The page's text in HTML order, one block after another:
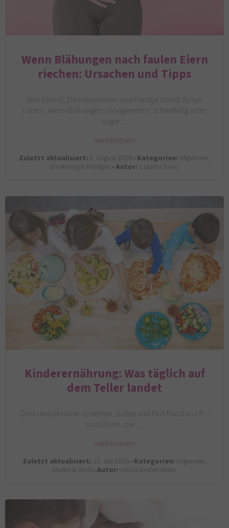
Wenn Blähungen nach faulen Eiern
riechen: Ursachen und Tipps
Was Eiweiß, Darmbakterien und Papaya damit zu tun
haben, wenn Blähungen unangenehm, schwefelig oder
sogar…
weiterlesen
Zuletzt aktualisiert: 5. August 2026 •Kategorien: Allgemein,
Ernährung & Rezepte •Autor: Claudia Tawo
Kinderernährung: Was täglich auf
dem Teller landet
Obst und Gemüse zu selten, Süßes und Fast Food zu oft –
und Eltern, die…
weiterlesen
Zuletzt aktualisiert: 22. Juli 2026 •Kategorien: Allgemein,
Mutter & Kind •Autor:Vikica Gruber-Matic